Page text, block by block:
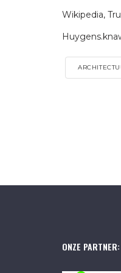
Wikipedia,
ONZE PARTNER: